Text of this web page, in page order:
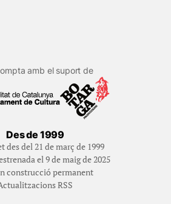
amb el suport de
Des de 1999
des del 21 de març de 1999
el 9 de maig de 2025
construcció permanent
RSS